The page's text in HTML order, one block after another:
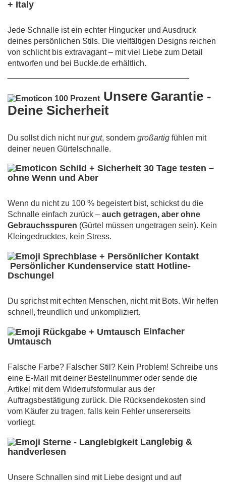
+ Italy
Jede Schnalle ist ein echter Hingucker und Ausdruck
deines persönlichen Stils. Die vielfältigen Designs reichen
von schlicht bis extravagant – mit viel Liebe zum Detail
entworfen und bei Buckle.de erhältlich.
Unsere Garantie -
Deine Sicherheit
Du sollst dich nicht nur gut, sondern großartig fühlen mit
deiner neuen Gürtelschnalle.
30 Tage testen –
ohne Wenn und Aber
Wenn du nicht zu 100 % begeistert bist, schickst du die
Schnalle einfach zurück – auch getragen, aber ohne
Gebrauchsspuren (Gürtel müssen ungetragen sein). Kein
Kleingedrucktes, kein Stress.
Persönlicher Kundenservice statt Hotline-
Dschungel
Du sprichst mit echten Menschen, nicht mit Bots. Wir helfen
schnell, freundlich und unkompliziert.
Einfacher
Umtausch
Falsche Farbe? Falscher Stil? Kein Problem! Schreibe uns
eine E-Mail mit deiner Bestellnummer oder sende die
Artikel mit dem Widerrufsformular aus der
Auftragsbestätigung zurück. Die Rücksendekosten sind
vom Käufer zu tragen, falls kein Fehler unsererseits
vorliegt.
Langlebig &
handverlesen
Unsere Schnallen sind mit Liebe designt und auf